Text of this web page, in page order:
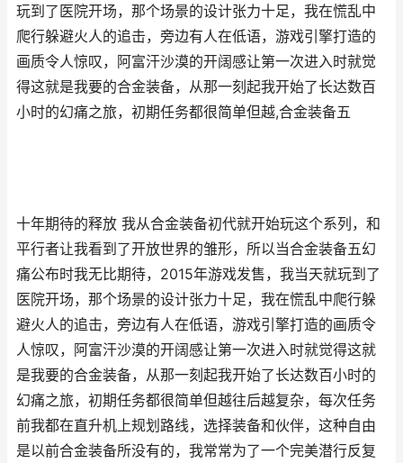
玩到了医院开场，那个场景的设计张力十足，我在慌乱中
爬行躲避火人的追击，旁边有人在低语，游戏引擎打造的
画质令人惊叹，阿富汗沙漠的开阔感让第一次进入时就觉
得这就是我要的合金装备，从那一刻起我开始了长达数百
小时的幻痛之旅，初期任务都很简单但越,合金装备五
十年期待的释放 我从合金装备初代就开始玩这个系列，和
平行者让我看到了开放世界的雏形，所以当合金装备五幻
痛公布时我无比期待，2015年游戏发售，我当天就玩到了
医院开场，那个场景的设计张力十足，我在慌乱中爬行躲
避火人的追击，旁边有人在低语，游戏引擎打造的画质令
人惊叹，阿富汗沙漠的开阔感让第一次进入时就觉得这就
是我要的合金装备，从那一刻起我开始了长达数百小时的
幻痛之旅，初期任务都很简单但越往后越复杂，每次任务
前我都在直升机上规划路线，选择装备和伙伴，这种自由
是以前合金装备所没有的，我常常为了一个完美潜行反复